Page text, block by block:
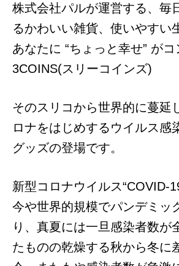
株式会社パルが運営する、毎
るかわいい雑貨、使いやすい
あなたに “ちょっと幸せ” がコ
3COINS(スリーコインズ)
そのスリコから世界的に蔓延
ロナをはじめするウイルス感
グッズの登場です。
新型コロナウイルス“COVID-
今や世界的規模でパンデミッ
り、真夏には一旦感染者数が
たものの乾燥する秋から冬に